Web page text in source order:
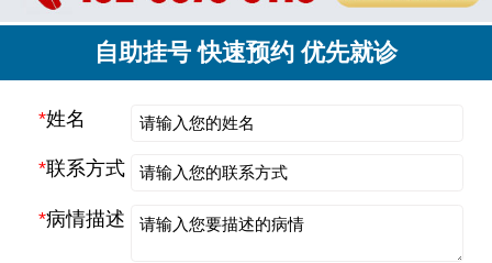
自助挂号 快速预约 优先就诊
*姓名
*联系方式
*病情描述